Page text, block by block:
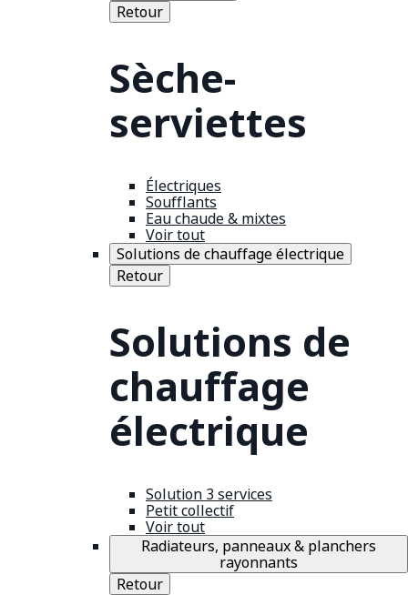
Retour
Sèche-
serviettes
Électriques
Soufflants
Eau chaude & mixtes
Voir tout
Solutions de chauffage électrique
Retour
Solutions de
chauffage
électrique
Solution 3 services
Petit collectif
Voir tout
Radiateurs, panneaux & planchers
rayonnants
Retour